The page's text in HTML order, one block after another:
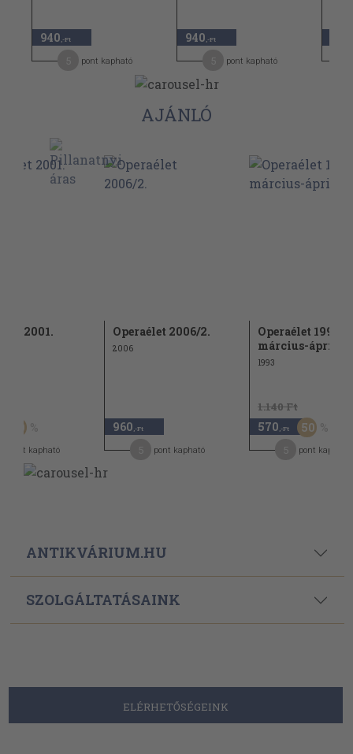
940 ,-Ft
pont kapható
940 ,-Ft
pont kapható
AJÁNLÓ
2001.
50
pont kapható
Operaélet 2006/2.
2006
960 ,-Ft
pont kapható
Operaélet 1993.
március-április
1993
1.140 Ft
570 ,-Ft 50
pont kapható
ANTIKVÁRIUM.HU
SZOLGÁLTATÁSAINK
ELÉRHETŐSÉGEINK